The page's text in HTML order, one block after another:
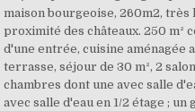
maison bourgeoise, 260m2, très
proximité des châteaux. 250 m²
d'une entrée, cuisine aménagée
terrasse, séjour de 30 m², 2
chambres dont une avec salle
avec salle d'eau en 1/2 étage ;